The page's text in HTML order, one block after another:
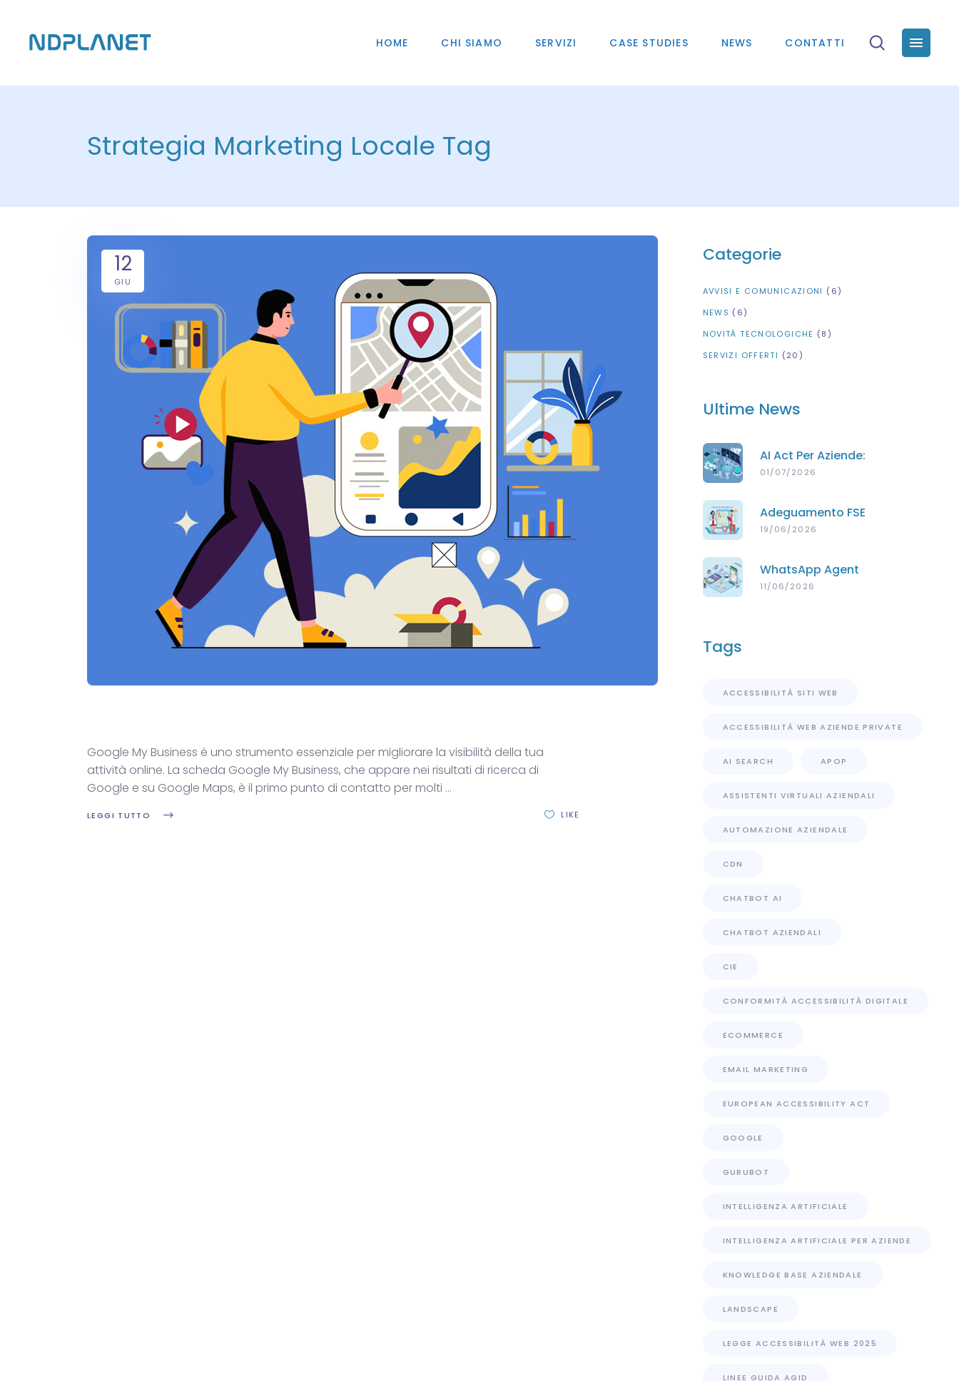
HOME CHI SIAMO SERVIZI CASE STUDIES NEWS CONTATTI
Strategia Marketing Locale Tag
12
GIU
Google My Business è uno strumento essenziale per migliorare la visibilità della tua
attività online. La scheda Google My Business, che appare nei risultati di ricerca di
Google e su Google Maps, è il primo punto di contatto per molti
LEGGI TUTTO LIKE
Categorie
AVVISI E COMUNICAZIONI (6)
NEWS (6)
NOVITÀ TECNOLOGICHE (8)
SERVIZI OFFERTI (20)
Ultime News
AI Act Per Aziende:
Obblighi, Scadenze
01/07/2026
Adeguamento FSE
2.0 Per
19/06/2026
WhatsApp Agent
AI: Il Chatbot
11/06/2026
Tags
ACCESSIBILITÀ SITI WEB
ACCESSIBILITÀ WEB AZIENDE PRIVATE
AI SEARCH APOP
ASSISTENTI VIRTUALI AZIENDALI
AUTOMAZIONE AZIENDALE
CDN
CHATBOT AI
CHATBOT AZIENDALI
CIE
CONFORMITÀ ACCESSIBILITÀ DIGITALE
ECOMMERCE
EMAIL MARKETING
EUROPEAN ACCESSIBILITY ACT
GOOGLE
GURUBOT
INTELLIGENZA ARTIFICIALE
INTELLIGENZA ARTIFICIALE PER AZIENDE
KNOWLEDGE BASE AZIENDALE
LANDSCAPE
LEGGE ACCESSIBILITÀ WEB 2025
LINEE GUIDA AGID